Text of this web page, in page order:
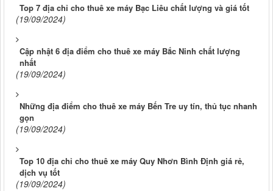
Top 7 địa chỉ cho thuê xe máy Bạc Liêu chất lượng và giá tốt
(19/09/2024)
Cập nhật 6 địa điểm cho thuê xe máy Bắc Ninh chất lượng
nhất
(19/09/2024)
Những địa điểm cho thuê xe máy Bến Tre uy tín, thủ tục nhanh
gọn
(19/09/2024)
Top 10 địa chỉ cho thuê xe máy Quy Nhơn Bình Định giá rẻ,
dịch vụ tốt
(19/09/2024)